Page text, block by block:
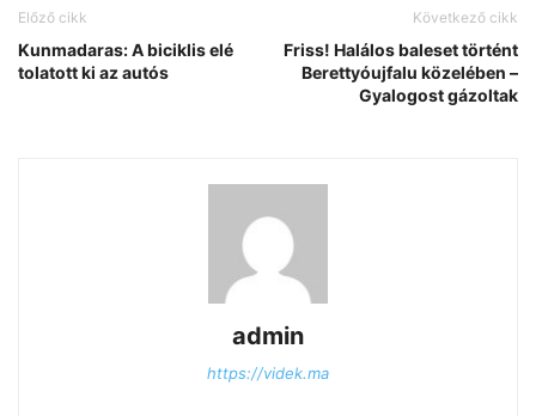
Előző cikk
Kunmadaras: A biciklis elé
tolatott ki az autós
Következő cikk
Friss! Halálos baleset történt
Berettyóujfalu közelében –
Gyalogost gázoltak
admin
https://videk.ma